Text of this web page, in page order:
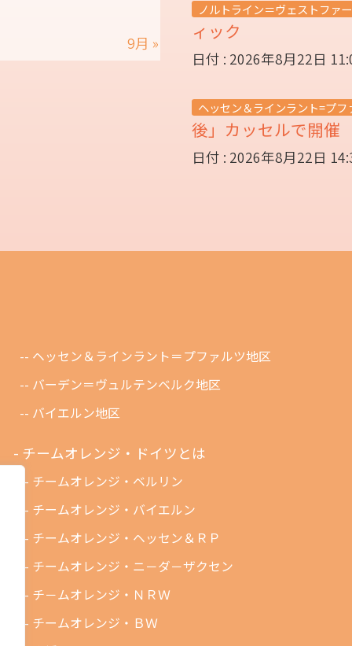
9月 »
ノルトライン＝ヴェストファ
ィック
日付 : 2026年8月22日
ヘッセン＆ラインラント=プフ
後」カッセルで開
日付 : 2026年8月22日
ヘッセン＆ラインラント＝プファルツ地区
バーデン＝ヴュルテンベルク地区
バイエルン地区
チームオレンジ・ドイツとは
チームオレンジ・ベルリン
チームオレンジ・バイエルン
チームオレンジ・ヘッセン＆ＲＰ
チームオレンジ・ニ－ダ－ザクセン
チ－ムオレンジ・ＮＲＷ
チームオレンジ・ＢＷ